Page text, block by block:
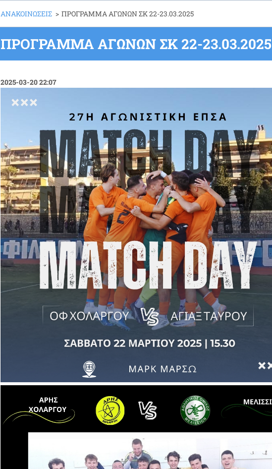
ΑΝΑΚΟΙΝΩΣΕΙΣ > ΠΡΟΓΡΑΜΜΑ ΑΓΩΝΩΝ ΣΚ 22-23.03.2025
ΠΡΟΓΡΑΜΜΑ ΑΓΩΝΩΝ ΣΚ 22-23.03.2025
2025-03-20 22:07